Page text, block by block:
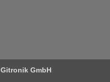
Gitronik GmbH